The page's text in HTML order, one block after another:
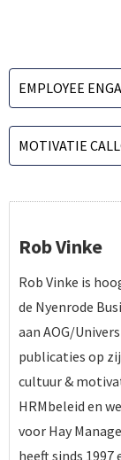
EMPLOYEE
Rob Vinke
Rob Vinke is
de Nyenrode
aan AOG/
publicaties op
cultuur &
HRMbeleid en
voor Hay
heeft sinds